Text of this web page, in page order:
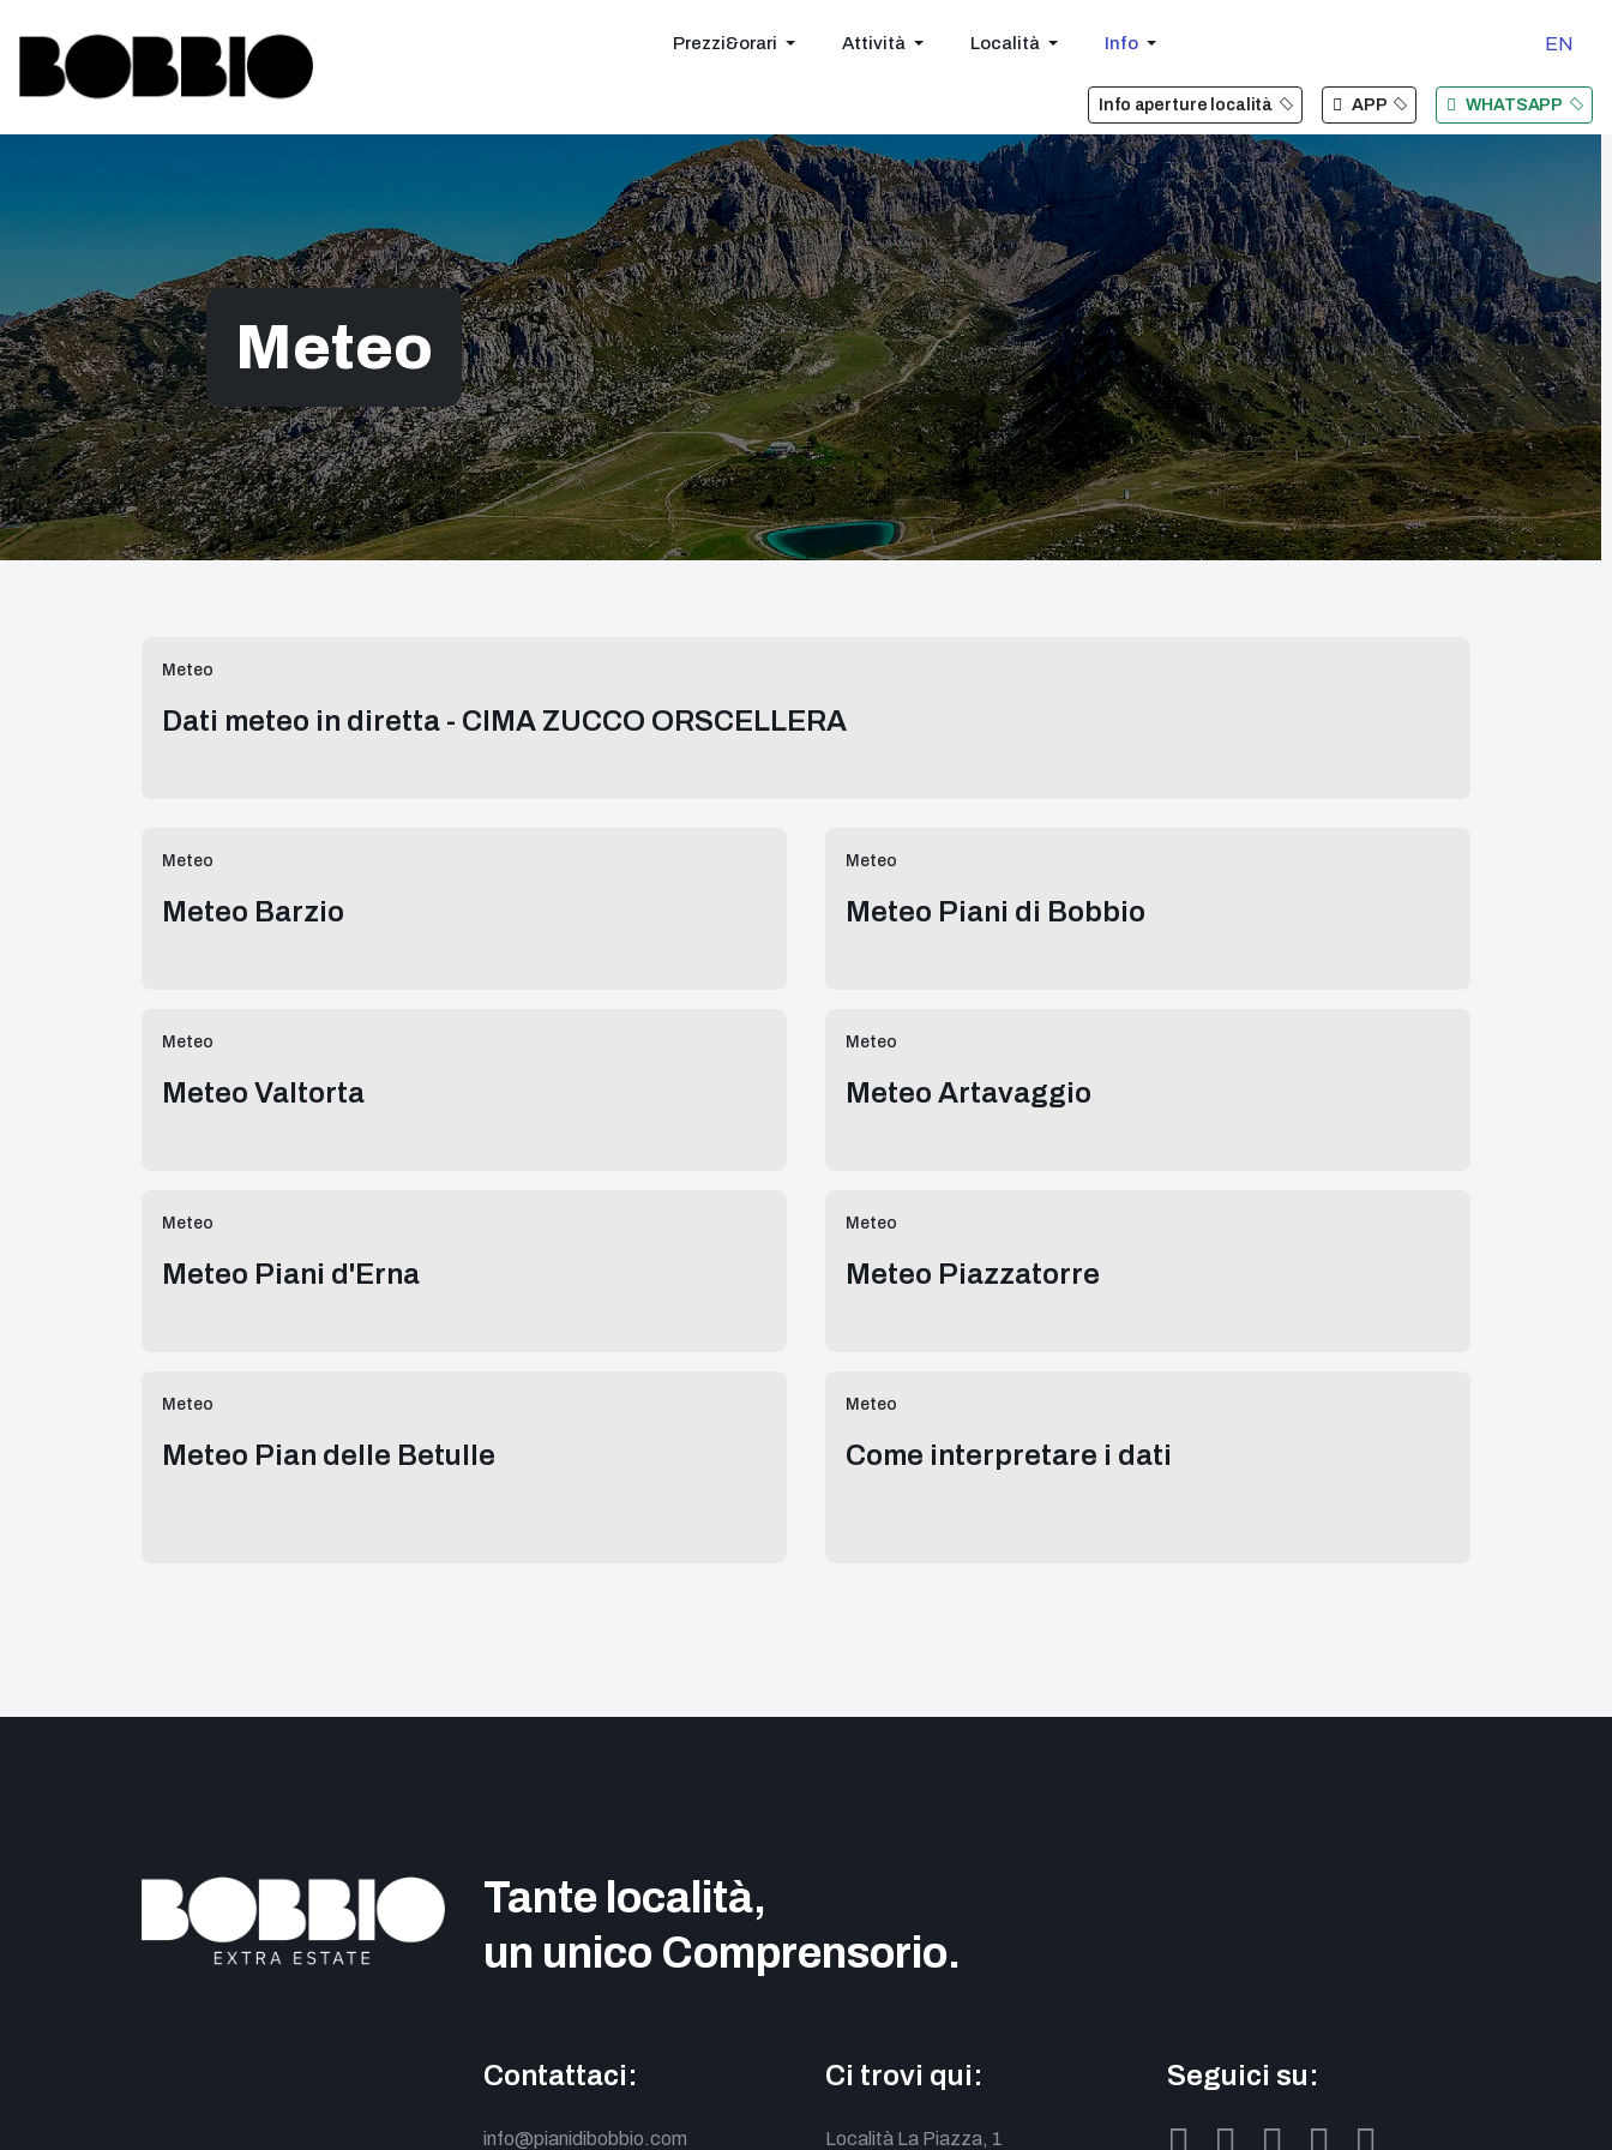
Prezzi&orari Attività Località Info EN
Info aperture località APP WHATSAPP
Meteo
Meteo
Dati meteo in diretta - CIMA ZUCCO ORSCELLERA
Meteo
Meteo Barzio
Meteo
Meteo Piani di Bobbio
Meteo
Meteo Valtorta
Meteo
Meteo Artavaggio
Meteo
Meteo Piani d'Erna
Meteo
Meteo Piazzatorre
Meteo
Meteo Pian delle Betulle
Meteo
Come interpretare i dati
Tante località,
un unico Comprensorio.
Contattaci:
info@pianidibobbio.com
Ci trovi qui:
Località La Piazza, 1
Seguici su: